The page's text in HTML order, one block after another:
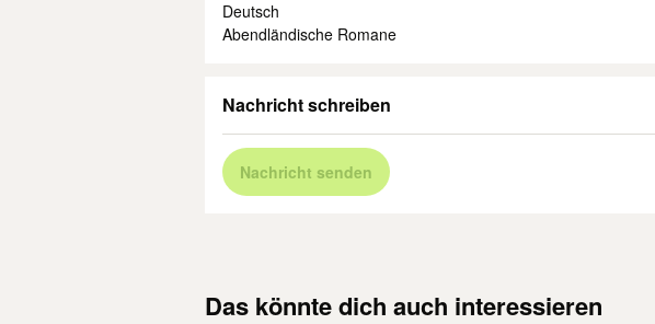
Deutsch
Abendländische Romane
Nachricht schreiben
Nachricht senden
Das könnte dich auch interessieren